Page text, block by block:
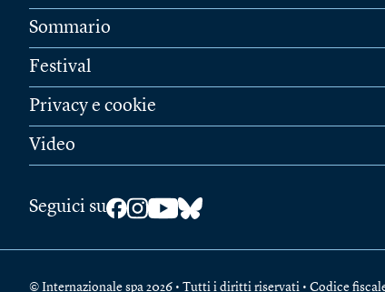
Sommario
Festival
Privacy e cookie
Video
Seguici su
© Internazionale spa 2026 • Tutti i diritti riservati • Codice